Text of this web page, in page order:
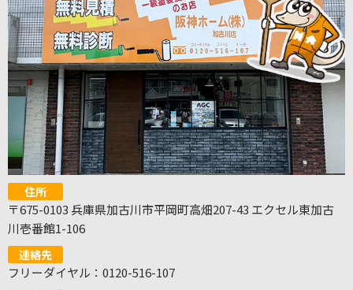
住所
〒675-0103 兵庫県加古川市平岡町高畑207-43 エクセル東加古
川壱番館1-106
連絡先
フリーダイヤル：0120-516-107